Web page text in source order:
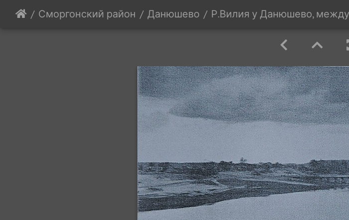
Сморгонский район Данюшево Р.Вилия у Данюшево, между